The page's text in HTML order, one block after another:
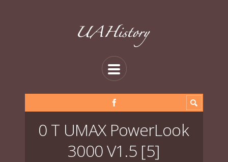
0 T UMAX PowerLook
3000 V1.5 [5]